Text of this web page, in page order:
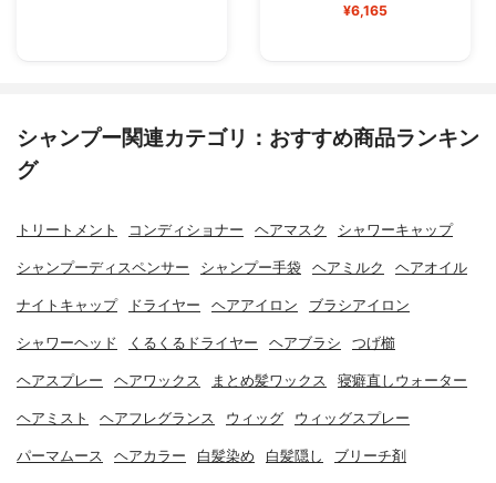
¥6,165
シャンプー関連カテゴリ：おすすめ商品ランキン
グ
トリートメント コンディショナー ヘアマスク シャワーキャップ
シャンプーディスペンサー シャンプー手袋 ヘアミルク ヘアオイル
ナイトキャップ ドライヤー ヘアアイロン ブラシアイロン
シャワーヘッド くるくるドライヤー ヘアブラシ つげ櫛
ヘアスプレー ヘアワックス まとめ髪ワックス 寝癖直しウォーター
ヘアミスト ヘアフレグランス ウィッグ ウィッグスプレー
パーマムース ヘアカラー 白髪染め 白髪隠し ブリーチ剤